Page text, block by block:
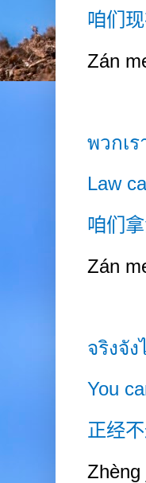
咱们
Zán
พวกเ
Law
咱们
Zán
จริงจั
You
正经
Zhèng